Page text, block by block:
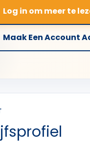
Log in om meer te
Maak Een Account